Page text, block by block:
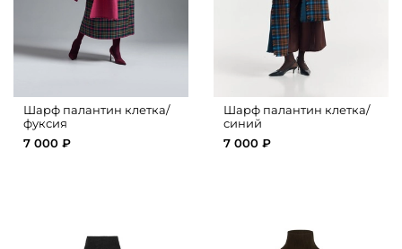
Шарф палантин клетка/
фуксия
7 000 ₽
Шарф палантин клетка/
синий
7 000 ₽